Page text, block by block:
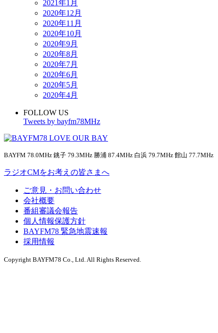
2021年1月
2020年12月
2020年11月
2020年10月
2020年9月
2020年8月
2020年7月
2020年6月
2020年5月
2020年4月
FOLLOW US
Tweets by bayfm78MHz
BAYFM 78.0MHz 銚子 79.3MHz 勝浦 87.4MHz 白浜 79.7MHz 館山 77.7MHz
ラジオCMをお考えの皆さまへ
ご意見・お問い合わせ
会社概要
番組審議会報告
個人情報保護方針
BAYFM78 緊急地震速報
採用情報
Copyright BAYFM78 Co., Ltd. All Rights Reserved.